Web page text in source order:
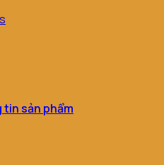
tin sản phẩm